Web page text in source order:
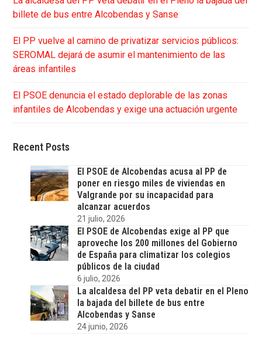
billete de bus entre Alcobendas y Sanse
El PP vuelve al camino de privatizar servicios públicos:
SEROMAL dejará de asumir el mantenimiento de las
áreas infantiles
El PSOE denuncia el estado deplorable de las zonas
infantiles de Alcobendas y exige una actuación urgente
Recent Posts
El PSOE de Alcobendas acusa al PP de
poner en riesgo miles de viviendas en
Valgrande por su incapacidad para
alcanzar acuerdos
21 julio, 2026
El PSOE de Alcobendas exige al PP que
aproveche los 200 millones del Gobierno
de España para climatizar los colegios
públicos de la ciudad
6 julio, 2026
La alcaldesa del PP veta debatir en el Pleno
la bajada del billete de bus entre
Alcobendas y Sanse
24 junio, 2026